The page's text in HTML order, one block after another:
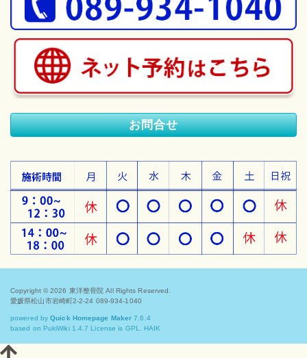
お問合せ
Copyright © 2026 東洋整骨院 All Rights Reserved.
愛媛県松山市岩崎町2-2-24 089-934-1040
powered byQuick Homepage Maker 7.6.4
based on PukiWiki 1.4.7 License is GPL. HAIK